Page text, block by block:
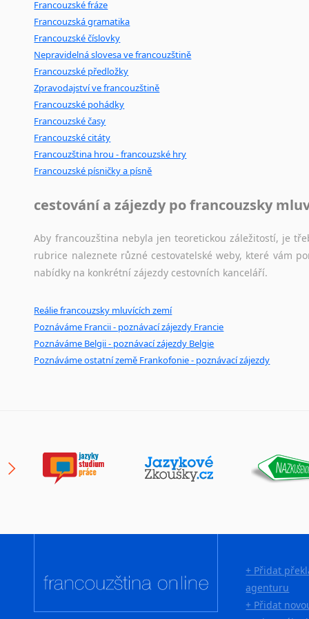
Francouzské fráze
Francouzská gramatika
Francouzské číslovky
Nepravidelná slovesa ve francouzštině
Francouzské předložky
Zpravodajství ve francouzštině
Francouzské pohádky
Francouzské časy
Francouzské citáty
Francouzština hrou - francouzské hry
Francouzské písničky a písně
cestování a zájezdy po francouzsky
Aby francouzština nebyla jen teoretickou záležitostí, je
rubrice naleznete různé cestovatelské weby, které vám
nabídky na konkrétní zájezdy cestovních kanceláří.
Reálie francouzsky mluvících zemí
Poznáváme Francii - poznávací zájezdy Francie
Poznáváme Belgii - poznávací zájezdy Belgie
Poznáváme ostatní země Frankofonie - poznávací zájezdy
+ Přidat
agenturu
+ Přidat